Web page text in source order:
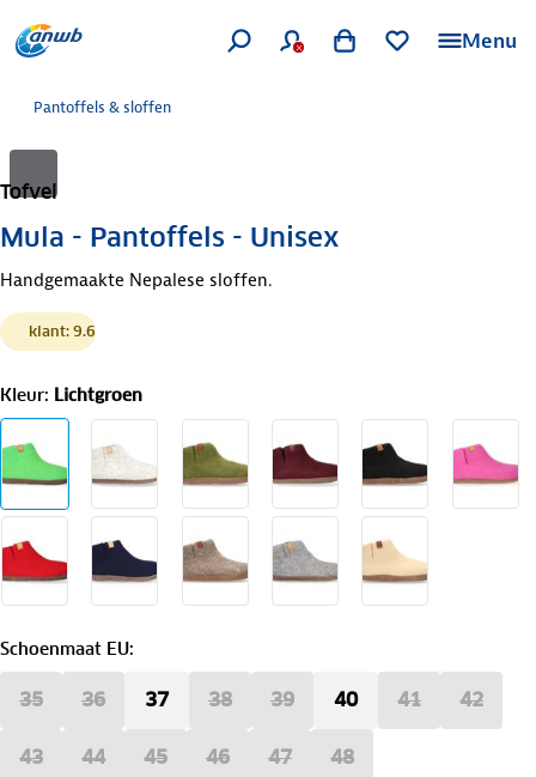
Menu
Pantoffels & sloffen
Tofvel
Mula - Pantoffels - Unisex
Handgemaakte Nepalese sloffen.
klant: 9.6
Kleur: Lichtgroen
Schoenmaat EU:
35 36 37 38 39 40 41 42
43 44 45 46 47 48